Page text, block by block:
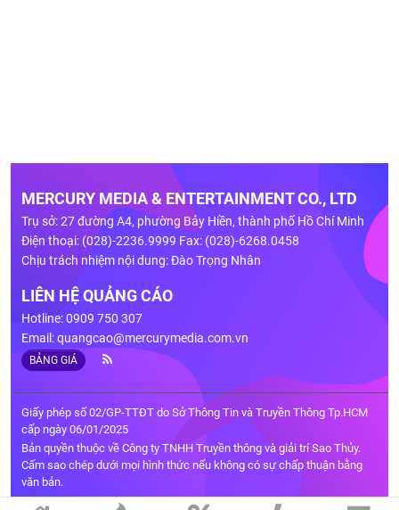
MERCURY MEDIA & ENTERTAINMENT CO., LTD
Trụ sở: 27 đường A4, phường Bảy Hiền, thành phố Hồ Chí Minh
Điện thoại: (028)-2236.9999 Fax: (028)-6268.0458
Chịu trách nhiệm nội dung: Đào Trọng Nhân
LIÊN HỆ QUẢNG CÁO
Hotline: 0909 750 307
Email:quangcao@mercurymedia.com.vn
BẢNG GIÁ
Giấy phép số 02/GP-TTĐT do Sở Thông Tin và Truyền Thông Tp.HCM
cấp ngày 06/01/2025
Bản quyền thuộc về Công ty TNHH Truyền thông và giải trí Sao Thủy.
Cấm sao chép dưới mọi hình thức nếu không có sự chấp thuận bằng
văn bản.